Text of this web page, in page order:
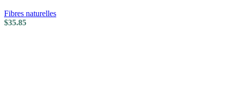
Fibres naturelles
$35.85